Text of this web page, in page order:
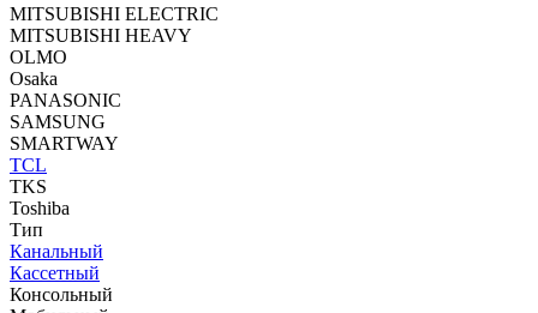
MITSUBISHI ELECTRIC
MITSUBISHI HEAVY
OLMO
Osaka
PANASONIC
SAMSUNG
SMARTWAY
TCL
TKS
Toshiba
Тип
Канальный
Кассетный
Консольный